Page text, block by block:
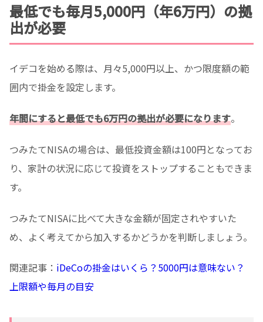
最低でも毎月5,000円（年6万円）の拠
出が必要
イデコを始める際は、月々5,000円以上、かつ限度額の範
囲内で掛金を設定します。
年間にすると最低でも6万円の拠出が必要になります。
つみたてNISAの場合は、最低投資金額は100円となってお
り、家計の状況に応じて投資をストップすることもできま
す。
つみたてNISAに比べて大きな金額が固定されやすいた
め、よく考えてから加入するかどうかを判断しましょう。
関連記事： iDeCoの掛金はいくら？5000円は意味ない？
上限額や毎月の目安